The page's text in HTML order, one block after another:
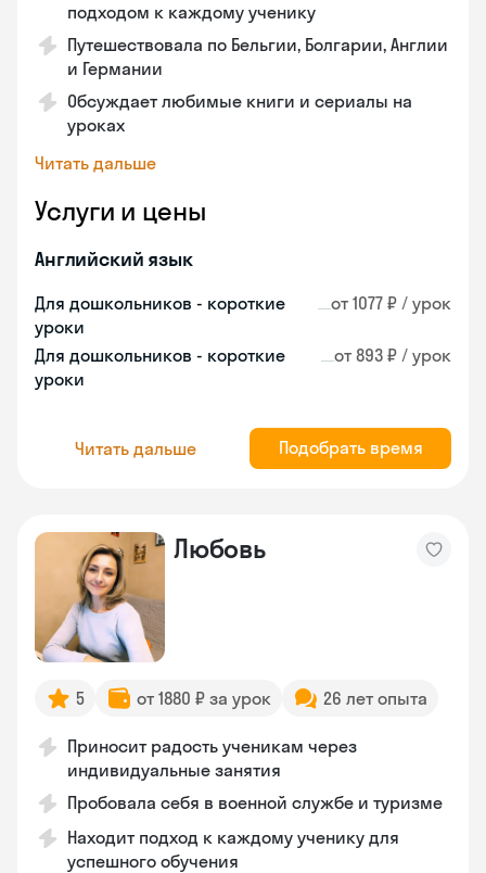
подходом к каждому ученику
Путешествовала по Бельгии, Болгарии, Англии
и Германии
Обсуждает любимые книги и сериалы на
уроках
Читать дальше
Услуги и цены
Английский язык
Для дошкольников - короткие
уроки
от 1077 ₽ / урок
Для дошкольников - короткие
уроки
от 893 ₽ / урок
Читать дальше Подобрать время
Любовь
5 от 1880 ₽ за урок 26 лет опыта
Приносит радость ученикам через
индивидуальные занятия
Пробовала себя в военной службе и туризме
Находит подход к каждому ученику для
успешного обучения